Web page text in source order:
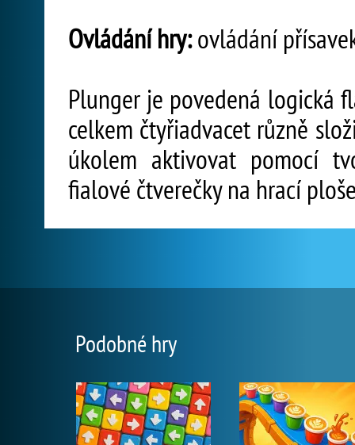
Ovládání hry:ovládání
Plunger je povedená logická
celkem čtyřiadvacet různě
úkolem aktivovat pomocí
fialové čtverečky na hrací
Podobné hry